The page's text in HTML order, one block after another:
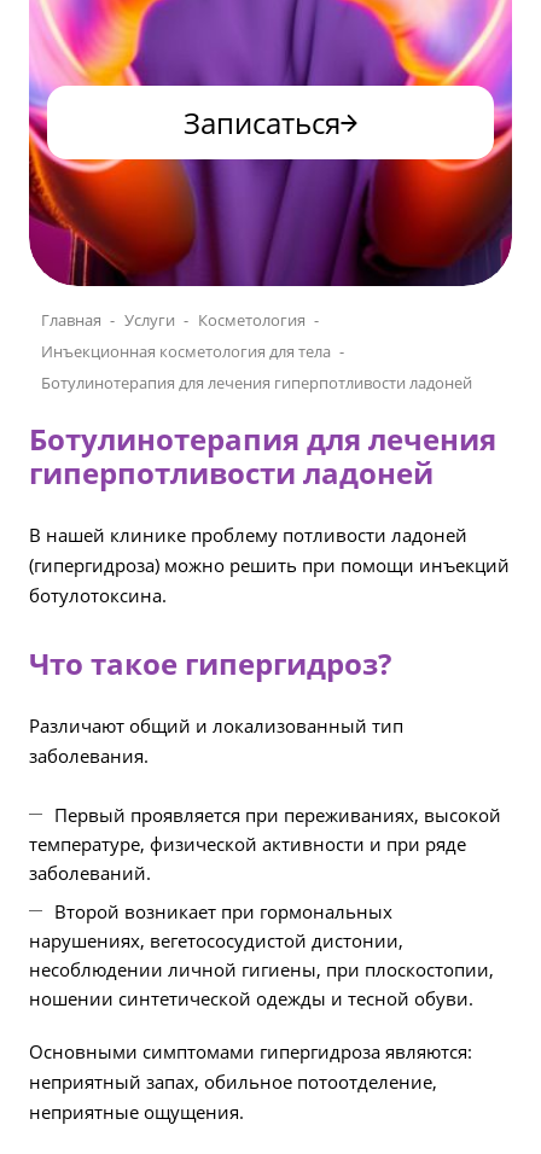
Записаться
Главная Услуги
Косметология
Инъекционная косметология для тела
Ботулинотерапия для лечения гиперпотливости ладоней
Ботулинотерапия для лечения
гиперпотливости ладоней
В нашей клинике проблему потливости ладоней
(гипергидроза) можно решить при помощи инъекций
ботулотоксина.
Что такое гипергидроз?
Различают общий и локализованный тип
заболевания.
Первый проявляется при переживаниях, высокой
температуре, физической активности и при ряде
заболеваний.
Второй возникает при гормональных
нарушениях, вегетососудистой дистонии,
несоблюдении личной гигиены, при плоскостопии,
ношении синтетической одежды и тесной обуви.
Основными симптомами гипергидроза являются:
неприятный запах, обильное потоотделение,
неприятные ощущения.